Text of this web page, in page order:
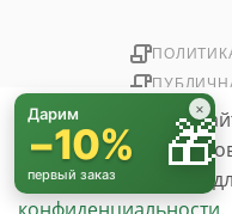
2026 ©
Используя данный
использование
сделать его удобнее
Дарим
−10%
первый заказ 🎁
×